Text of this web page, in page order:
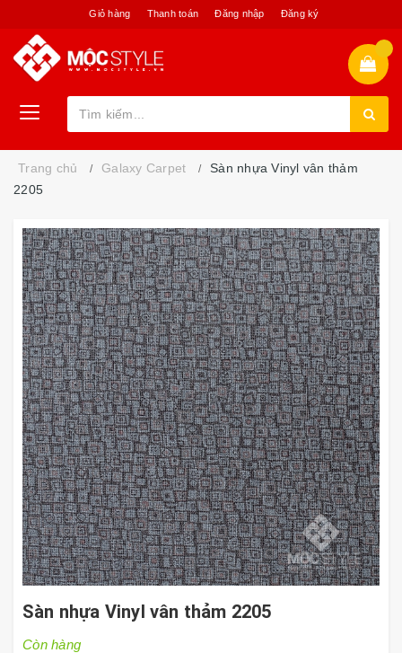
Giỏ hàng Thanh toán Đăng nhập Đăng ký
Trang chủ Galaxy Carpet
Sàn nhựa Vinyl vân thảm
2205
Sàn nhựa Vinyl vân thảm 2205
Còn hàng